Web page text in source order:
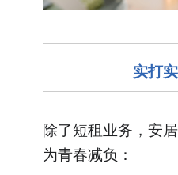
实打
除了短租业务，安
为青春减负：